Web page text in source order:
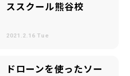
ススクール熊谷校
2021.2.16 Tue
ドローンを使ったソー